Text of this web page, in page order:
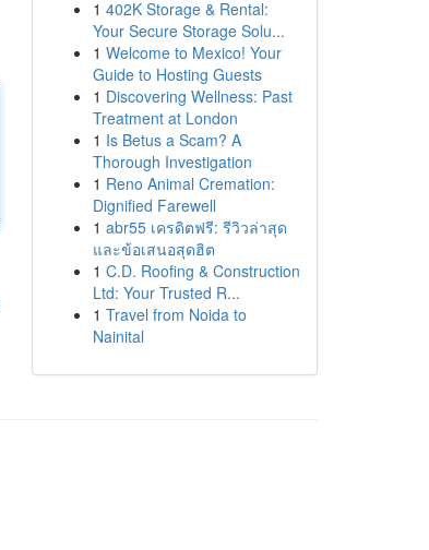
1 402K Storage & Rental:
Your Secure Storage Solu...
1 Welcome to Mexico! Your
Guide to Hosting Guests
1 Discovering Wellness: Past
Treatment at London
1 Is Betus a Scam? A
Thorough Investigation
1 Reno Animal Cremation:
Dignified Farewell
1 abr55 เครดิตฟรี: รีวิวล่าสุด
และข้อเสนอสุดฮิต
1 C.D. Roofing & Construction
Ltd: Your Trusted R...
1 Travel from Noida to
Nainital